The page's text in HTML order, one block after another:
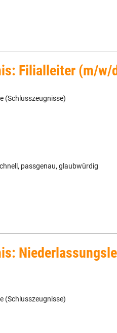
Filialleiter (m/w/
(Schlusszeugnisse)
passgenau, glaubwürdig
(Schlusszeugnisse)